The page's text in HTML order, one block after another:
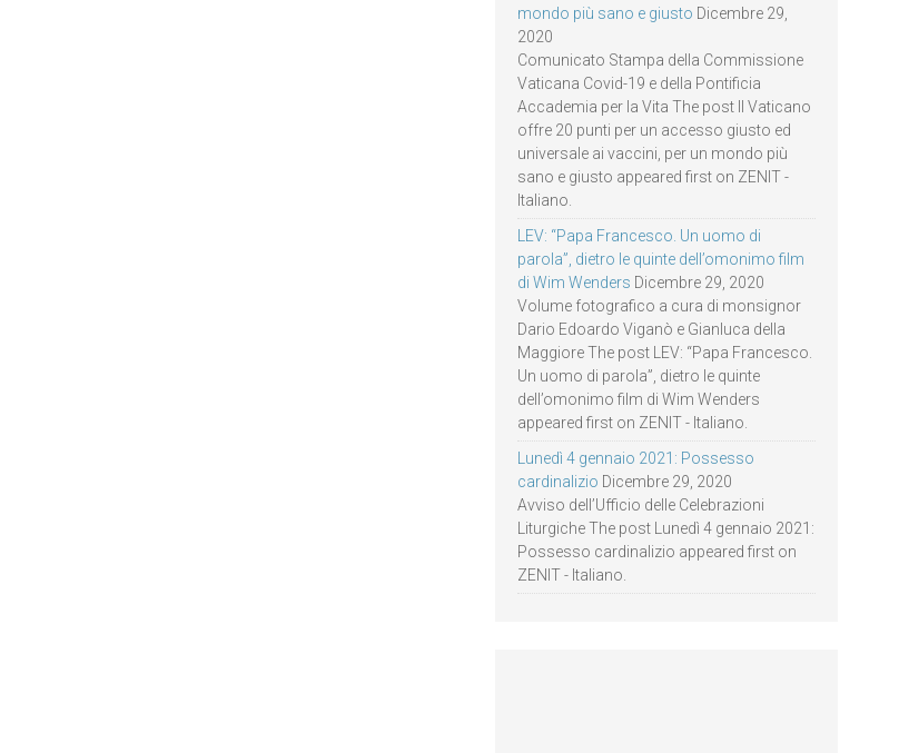
mondo più sano e giusto Dicembre 29,
2020
Comunicato Stampa della Commissione
Vaticana Covid-19 e della Pontificia
Accademia per la Vita The post Il Vaticano
offre 20 punti per un accesso giusto ed
universale ai vaccini, per un mondo più
sano e giusto appeared first on ZENIT -
Italiano.
LEV: “Papa Francesco. Un uomo di
parola”, dietro le quinte dell’omonimo film
di Wim Wenders Dicembre 29, 2020
Volume fotografico a cura di monsignor
Dario Edoardo Viganò e Gianluca della
Maggiore The post LEV: “Papa Francesco.
Un uomo di parola”, dietro le quinte
dell’omonimo film di Wim Wenders
appeared first on ZENIT - Italiano.
Lunedì 4 gennaio 2021: Possesso
cardinalizio Dicembre 29, 2020
Avviso dell’Ufficio delle Celebrazioni
Liturgiche The post Lunedì 4 gennaio 2021:
Possesso cardinalizio appeared first on
ZENIT - Italiano.